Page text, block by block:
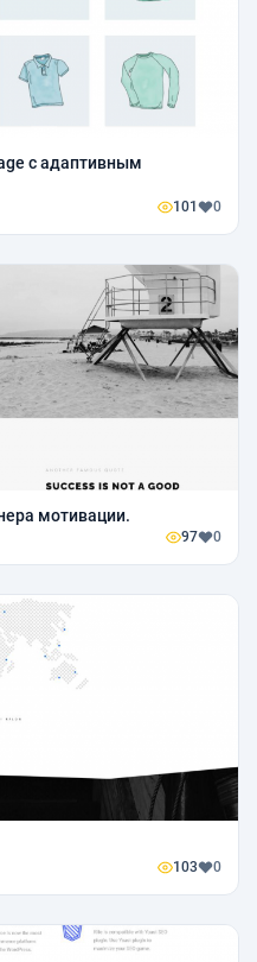
с адаптивным
101 0
мотивации.
97 0
103 0